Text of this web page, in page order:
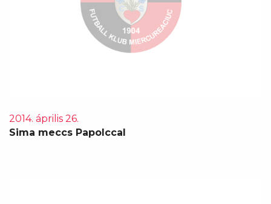
2014. április 26.
Sima meccs Papolccal